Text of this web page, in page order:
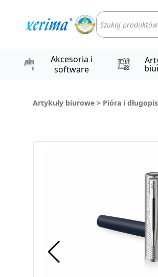
Wyszukiwarka
produktów
Akcesoria i
software
Artykuły biurowe > Pióra i